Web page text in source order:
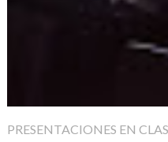
PRESENTACIONES EN